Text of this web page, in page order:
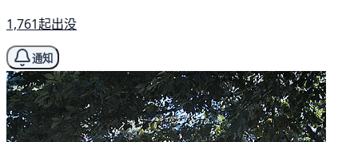
1,761起出没
通知